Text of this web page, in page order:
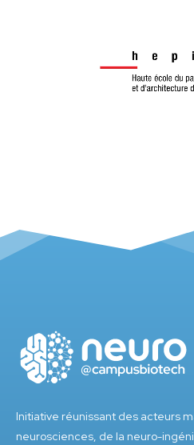
Initiative réunissant des acteurs
neurosciences, de la neuro-